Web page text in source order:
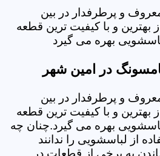
و پرطرفدار در بین
بهترین و با کیفیت ترین قطعه
بهره می گیرد
در امین شهر
و پرطرفدار در بین
بهترین و با کیفیت ترین قطعه
بهره می گیرد.چنان چه
از لباسشویی را ندانند
به برخی از قطعات در